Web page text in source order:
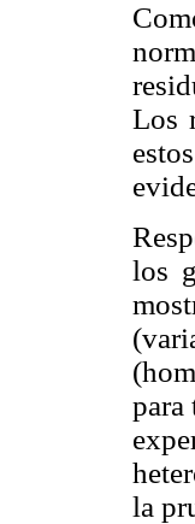
Los
los
para
la